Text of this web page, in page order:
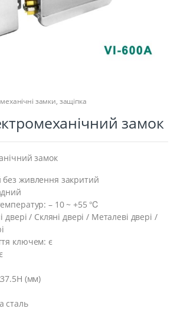
замки, защіпка
замок
замок
без живлення закритий
– 10 ~ +55 ℃
двері / Скляні двері / Металеві двері /
ключем: є
(мм)
сталь